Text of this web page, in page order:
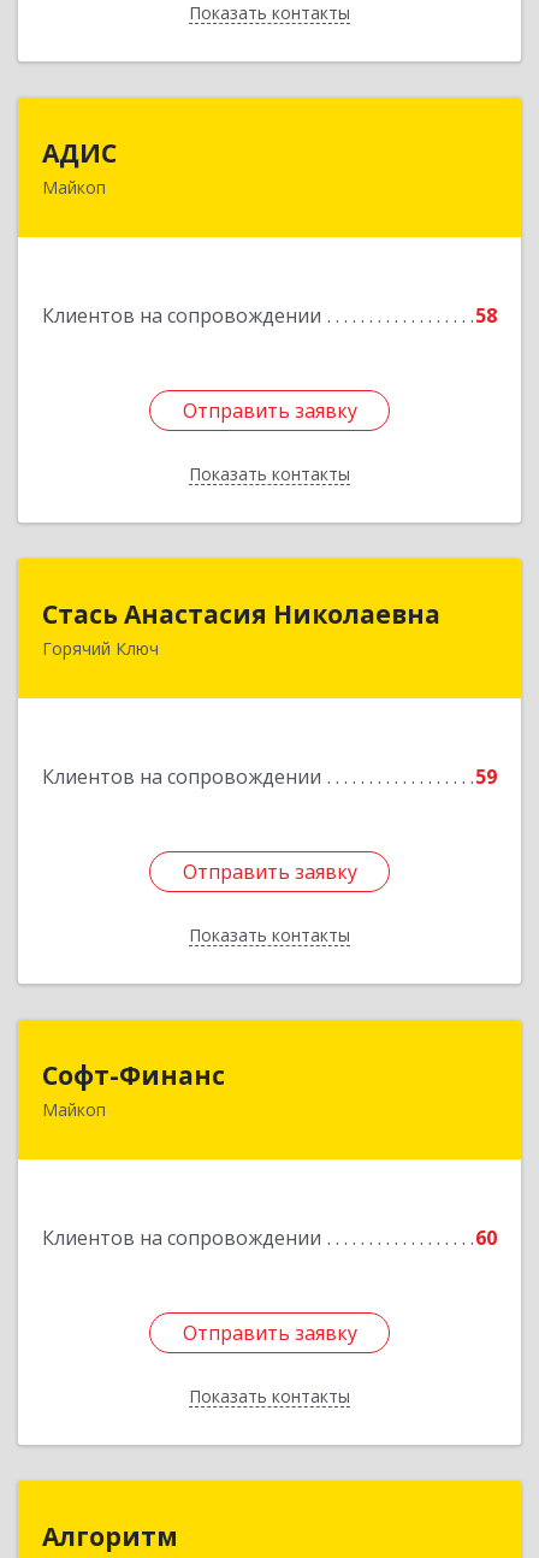
Показать контакты
Назад
АДИС
Майкоп
Клиентов на сопровождении 58
Отправить заявку
Показать контакты
Отправить заявку
Назад
Стась Анастасия Николаевна
Горячий Ключ
Клиентов на сопровождении 59
Отправить заявку
Показать контакты
353290, г. Горячий Ключ, ул. Ленина, д. 242,
Отправить заявку
Назад
Софт-Финанс
Майкоп
Клиентов на сопровождении 60
Отправить заявку
Показать контакты
385006, Адыгея Респ, Майкоп г, Калинина ул,
Отправить заявку
Назад
Алгоритм